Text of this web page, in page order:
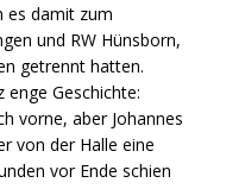
es damit zum
und RW Hünsborn,
getrennt hatten.
enge Geschichte:
vorne, aber Johannes
von der Halle eine
vor Ende schien